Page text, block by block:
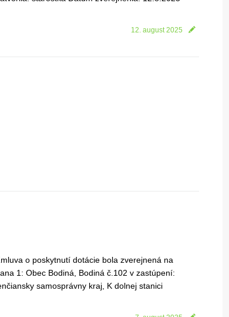
12. august 2025
o poskytnutí dotácie bola zverejnená na
1: Obec Bodiná, Bodiná č.102 v zastúpení:
samosprávny kraj, K dolnej stanici